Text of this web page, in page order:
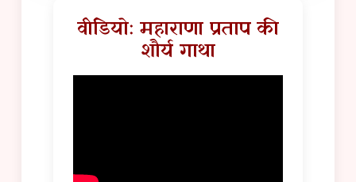
वीडियो: महाराणा प्रताप की
शौर्य गाथा